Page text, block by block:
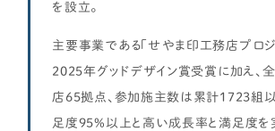
を設立。
主要事業である「せやま印工務店プロジ
2025年グッドデザイン賞受賞に加え、
店65拠点、参加施主数は累計1723組
足度95%以上と高い成長率と満足度を